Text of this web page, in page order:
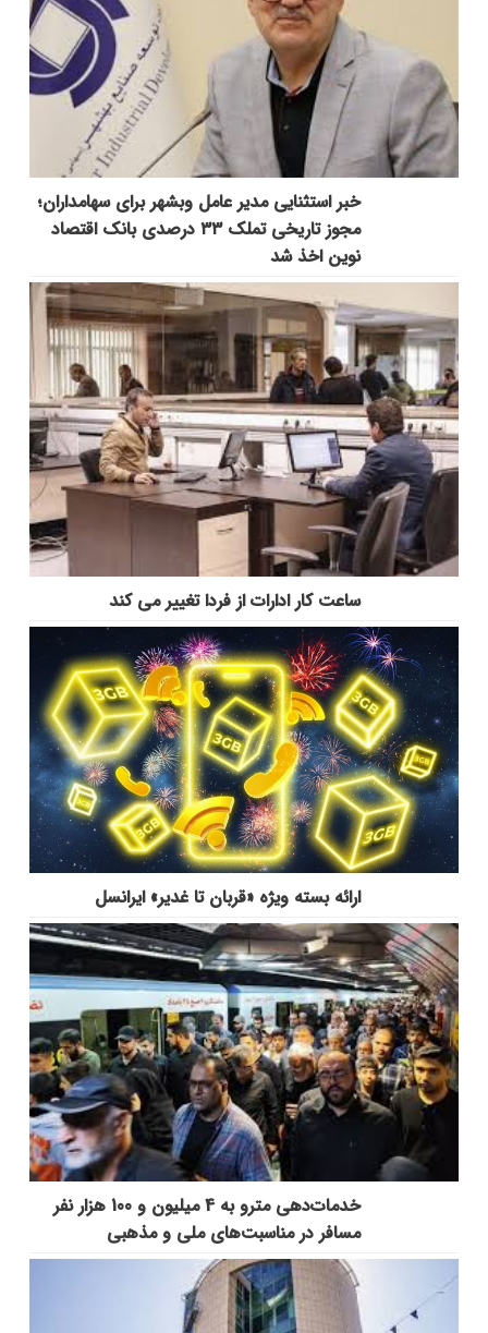
خبر استثنایی مدیر عامل وبشهر برای سهامداران؛
مجوز تاریخی تملک ۳۳ درصدی بانک اقتصاد
نوین اخذ شد
ساعت کار ادارات از فردا تغییر می کند
ارائه بسته ویژه «قربان تا غدیر» ایرانسل
خدمات‌دهي مترو به 4 ميليون و 100 هزار نفر
مسافر در مناسبت‌هاي ملي و مذهبي